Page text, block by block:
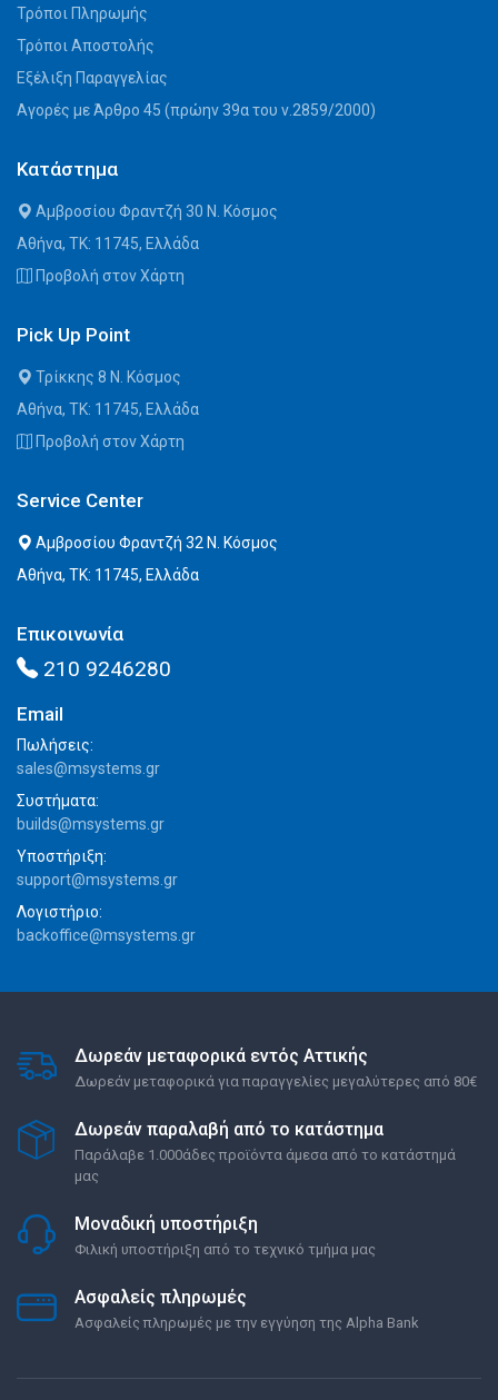
Τρόποι Πληρωμής
Τρόποι Αποστολής
Εξέλιξη Παραγγελίας
Αγορές με Άρθρο 45 (πρώην 39α του ν.2859/2000)
Κατάστημα
Αμβροσίου Φραντζή 30 Ν. Κόσμος
Αθήνα, ΤΚ: 11745, Ελλάδα
Προβολή στον Χάρτη
Pick Up Point
Τρίκκης 8 Ν. Κόσμος
Αθήνα, ΤΚ: 11745, Ελλάδα
Προβολή στον Χάρτη
Service Center
Αμβροσίου Φραντζή 32 Ν. Κόσμος
Αθήνα, ΤΚ: 11745, Ελλάδα
Επικοινωνία
210 9246280
Email
Πωλήσεις:
sales@msystems.gr
Συστήματα:
builds@msystems.gr
Υποστήριξη:
support@msystems.gr
Λογιστήριο:
backoffice@msystems.gr
Δωρεάν μεταφορικά εντός Αττικής
Δωρεάν μεταφορικά για παραγγελίες μεγαλύτερες από 80€
Δωρεάν παραλαβή από το κατάστημα
Παράλαβε 1.000άδες προϊόντα άμεσα από το κατάστημά
μας
Μοναδική υποστήριξη
Φιλική υποστήριξη από το τεχνικό τμήμα μας
Ασφαλείς πληρωμές
Ασφαλείς πληρωμές με την εγγύηση της Alpha Bank